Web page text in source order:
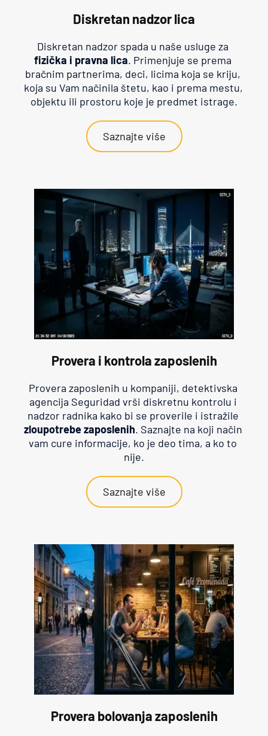
Diskretan nadzor lica
fizička i pravna lica. Primenjuje se prema
bračnim partnerima, deci, licima koja se kriju,
koja su Vam načinila štetu, kao i prema mestu,
objektu ili prostoru koje je predmet istrage.
Saznajte više
Provera i kontrola zaposlenih
Provera zaposlenih u kompaniji, detektivska
agencija Seguridad vrši diskretnu kontrolu i
zloupotrebe zaposlenih. Saznajte na koji način
vam cure informacije, ko je deo tima, a ko to
nije.
Saznajte više
Provera bolovanja zaposlenih